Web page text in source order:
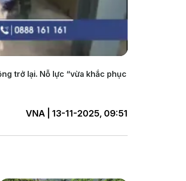
trở lại. Nỗ lực “vừa khắc phục
VNA | 13-11-2025, 09:51